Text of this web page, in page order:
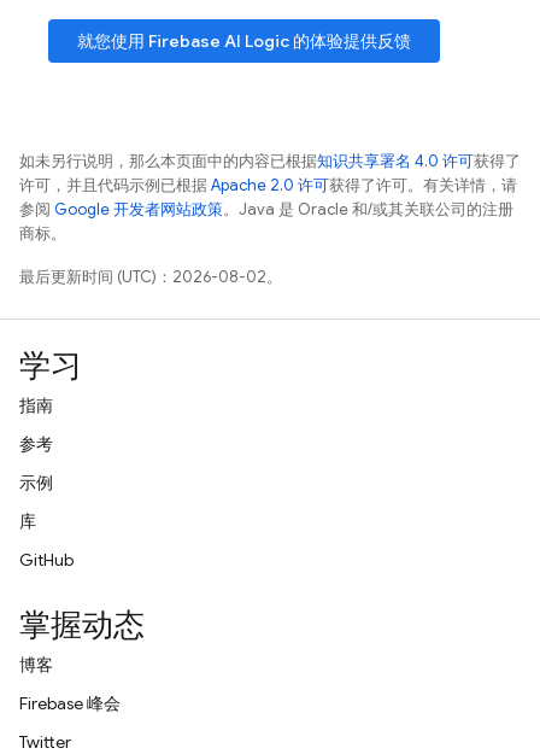
就您使用 Firebase AI Logic 的体验提供反馈
如未另行说明，那么本页面中的内容已根据知识共享署名 4.0 许可获得了
许可，并且代码示例已根据Apache 2.0 许可获得了许可。有关详情，请
参阅 Google 开发者网站政策。Java 是 Oracle 和/或其关联公司的注册
商标。
最后更新时间 (UTC)：2026-08-02。
学习
指南
参考
示例
库
GitHub
掌握动态
博客
Firebase 峰会
Twitter